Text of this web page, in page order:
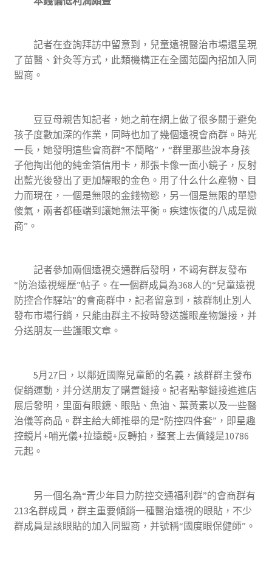
記者在查詢拜訪中留意到，兒童遠視醫治市場還呈現
了苗醫、針灸等方式，此類機構正在全國范圍內招加入同
盟商。
豆豆母親告知記者，她之前在網上做了很多關于避免
孩子度數加深的作業，同時也加了幾個遠視會商群。時光
一長，她發明這些會商群“不簡略”，“群里那些說本身孩
子他掏出他的純金箔信用卡，那張卡像一面小鏡子，反射
出藍光後發出了更加耀眼的金色。用了什么什么產物、目
力而現在，一個是無限的金錢物慾，另一個是無限的單戀
傻氣，兩者都極端到讓她無法平衡。疾速恢復的八成是微
商”。
記者參加兩個遠視交通群后發明，不竭有群友發布
“防治遠視經歷”帖子。在一個群成員為368人的“兒童遠視
防控合作驛站”的會商群中，記者留意到，該群制止別人
發布市場行銷，只能由群主不按時發送護眼產物鏈接，并
分送朋友一些護眼文章。
5月27日，以鄰近國際兒童節的名義，該群群主發布
促銷運動，并分送朋友了購置鏈接。記者點擊鏈接進進店
展后發明，里面有眼鏡、眼貼、魚油、葉黃素以及一些醫
治儀等商品。群主給大師推舉的是“防控四件套”，即星趣
控鏡片+哺光儀+拉遠鏡+反轉拍，整套上去價錢是10786
元起。
另一個名為“青少年目力防控交通福利群”的會商群有
213名群成員，群主重要傾銷一種醫治遠視的眼貼，不少
群成員是該眼貼的加入同盟商，并號稱“國度眼保健師”。